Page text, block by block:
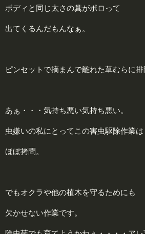
ボディと同じ太さの糞がポロって
出てくるんだもんなぁ。
ピンセットで摘まんで離れた草むらに
あぁ・・・気持ち悪い気持ち悪い。
虫嫌いの私にとってこの害虫駆除作業は
ほぼ拷問。
でもオクラや他の植木を守るためにも
欠かせない作業です。